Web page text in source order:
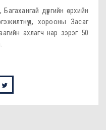
дүүргийн өрхийн
хорооны Засаг
ахлагч нар зэрэг 50